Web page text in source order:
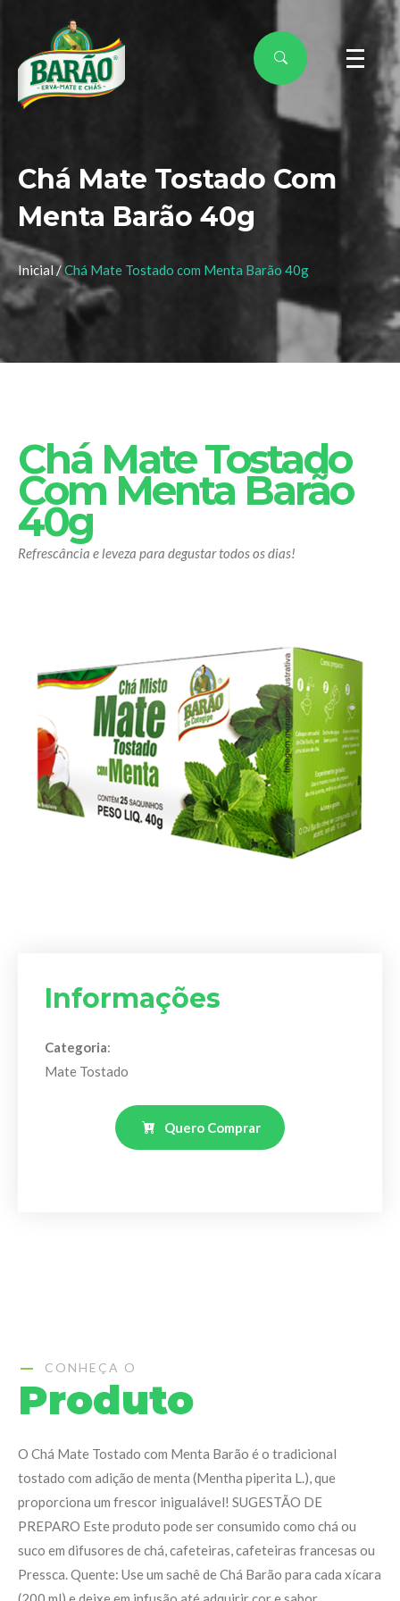
Chá Mate Tostado Com
Menta Barão 40g
Inicial /Chá Mate Tostado com Menta Barão 40g
Chá Mate Tostado
Com Menta Barão
40g
Refrescância e leveza para degustar todos os dias!
Informações
Categoria:
Mate Tostado
Quero Comprar
CONHEÇA O
Produto
O Chá Mate Tostado com Menta Barão é o tradicional
tostado com adição de menta (Mentha piperita L.), que
proporciona um frescor inigualável! SUGESTÃO DE
PREPARO Este produto pode ser consumido como chá ou
suco em difusores de chá, cafeteiras, cafeteiras francesas ou
Pressca. Quente: Use um sachê de Chá Barão para cada xícara